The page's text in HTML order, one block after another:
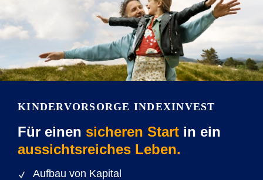
KINDERVORSORGE INDEXINVEST
Für einen sicheren Start in ein
aussichtsreiches Leben.
Aufbau von Kapital